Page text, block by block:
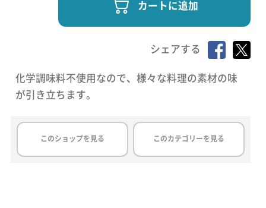
カートに追加
シェアする
化学調味料不使用なので、様々な料理の素材の味
が引き立ちます。
このショップを見る このカテゴリーを見る